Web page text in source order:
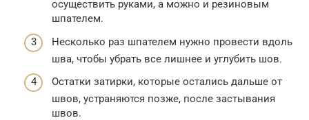
осуществить руками, а можно и резиновым
шпателем.
Несколько раз шпателем нужно провести вдоль
шва, чтобы убрать все лишнее и углубить шов.
Остатки затирки, которые остались дальше от
швов, устраняются позже, после застывания
швов.